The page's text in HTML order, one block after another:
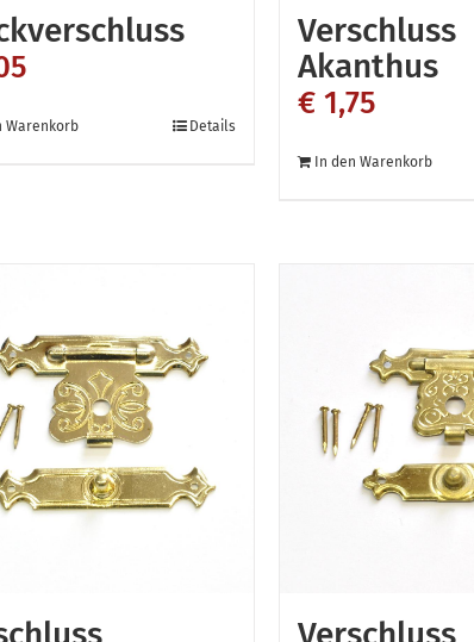
gewählt
Warenkorb Details
Verschluss
Akanthus
€ 1,75
In den Warenkorb
Verschluss